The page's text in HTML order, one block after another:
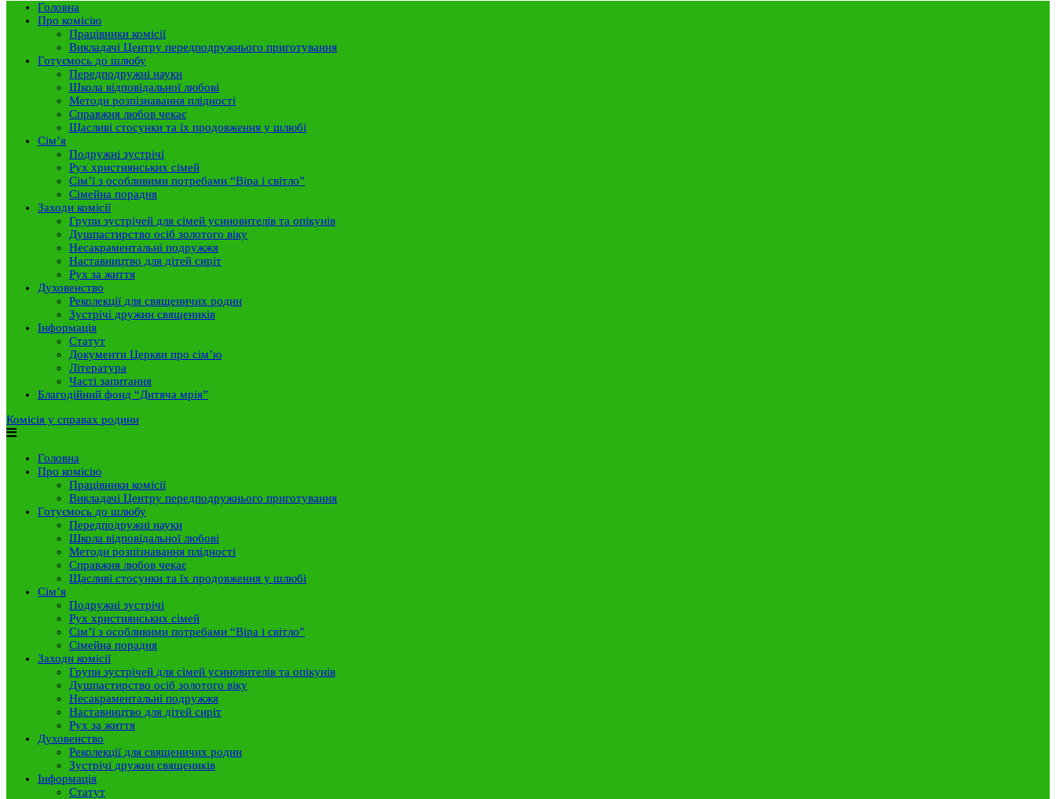
Головна
Про комісію
Працівники комісії
Викладачі Центру передподружнього приготування
Готуємось до шлюбу
Передподружні науки
Школа відповідальної любові
Методи розпізнавання плідності
Справжня любов чекає
Щасливі стосунки та їх продовження у шлюбі
Сім’я
Подружні зустрічі
Рух християнських сімей
Сім’ї з особливими потребами “Віра і світло”
Сімейна порадня
Заходи комісії
Групи зустрічей для сімей усиновителів та опікунів
Душпастирство осіб золотого віку
Несакраментальні подружжя
Наставництво для дітей сиріт
Рух за життя
Духовенство
Реколекції для священичих родин
Зустрічі дружин священиків
Інформація
Статут
Документи Церкви про сім’ю
Література
Часті запитання
Благодійний фонд “Дитяча мрія”
Комісія у справах родини
Головна
Про комісію
Працівники комісії
Викладачі Центру передподружнього приготування
Готуємось до шлюбу
Передподружні науки
Школа відповідальної любові
Методи розпізнавання плідності
Справжня любов чекає
Щасливі стосунки та їх продовження у шлюбі
Сім’я
Подружні зустрічі
Рух християнських сімей
Сім’ї з особливими потребами “Віра і світло”
Сімейна порадня
Заходи комісії
Групи зустрічей для сімей усиновителів та опікунів
Душпастирство осіб золотого віку
Несакраментальні подружжя
Наставництво для дітей сиріт
Рух за життя
Духовенство
Реколекції для священичих родин
Зустрічі дружин священиків
Інформація
Статут